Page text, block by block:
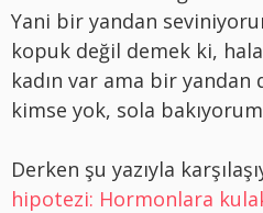
Yani bir yandan
kopuk değil demek ki,
kadın var ama bir yandan
kimse yok, sola
Derken şu yazıyla
hipotezi: Hormonlara